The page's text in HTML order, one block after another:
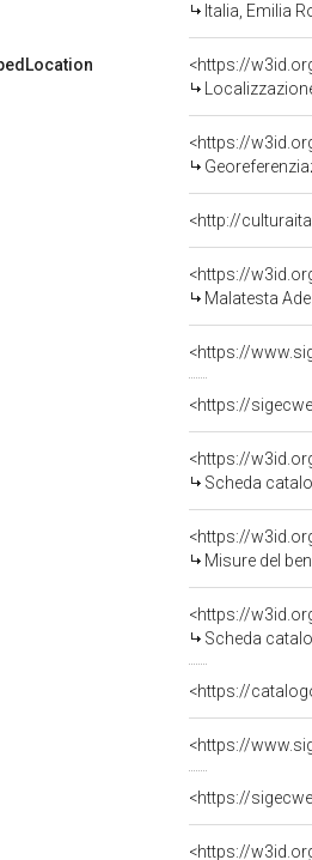
Italia, Emilia
<https://
<https://
<http://
<https://
Malatesta
<https://
Scheda
<https://
Misure del
<https://
Scheda
<https://
<https://